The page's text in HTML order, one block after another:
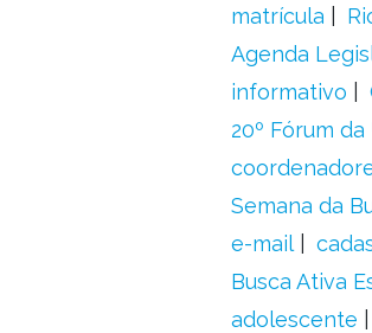
matrícula
Agenda
informativo
20º Fórum
Semana da
e-mail
Busca Ativa
adolescente